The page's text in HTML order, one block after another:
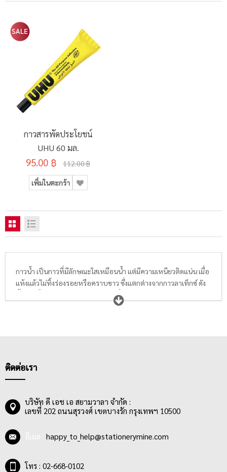
กาวสารพัดประโยชน์
UHU 60 มล.
95.00 ฿ 112.00 ฿
เพิ่มในตะกร้า
กาวน้ำ เป็นกาวที่มีลักษณะใสเหมือนน้ำ แต่มีความเหนียวติดแน่น เมื่อ
แห้งแล้วไม่ทิ้งร่องรอยหรือคราบขาว ซึ่งแตกต่างจากกาวลาเท็กซ์ ดัง
นั้นกาวน้ำจึงเหมาะกับงานประดิษฐ์ที่ต้องการความปราณีตเรียบร้อย
อย่างมาก เช่น การประดิษฐ์ดอกไม้, การประดิษฐ์ของตกแต่งบ้าน
ทั้งนี้ผู้ใช้สามารถเลือกซื้อให้เหมาะกับงานที่ต้องการใช้ได้
ติดต่อเรา
บริษัท ดี เอช เอ สยามวาลา จำกัด :
เลขที่ 202 ถนนสุรวงศ์ เขตบางรัก กรุงเทพฯ 10500
happy_to_help@stationerymine.com
โทร : 02-668-0102